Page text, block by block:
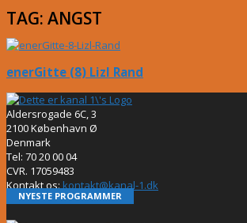
TAG: ANGST
enerGitte (8) Lizl Rand
Aldersrogade 6C, 3
2100 København Ø
Denmark
Tel: 70 20 00 04
CVR. 17059483
Kontakt os: kontakt@kanal-1.dk
NYESTE PROGRAMMER